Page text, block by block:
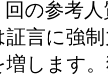
の参考
証言に強
します